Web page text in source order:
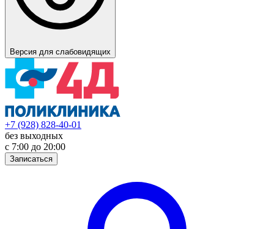
Версия для слабовидящих
+7 (928) 828-40-01
без выходных
с 7:00 до 20:00
Записаться